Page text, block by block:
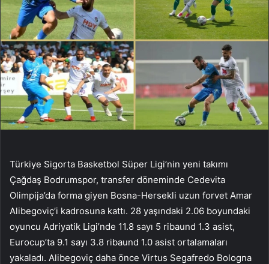
Türkiye Sigorta Basketbol Süper Ligi’nin yeni takımı
Çağdaş Bodrumspor, transfer döneminde Cedevita
Olimpija’da forma giyen Bosna-Hersekli uzun forvet Amar
Alibegoviç’i kadrosuna kattı. 28 yaşındaki 2.06 boyundaki
oyuncu Adriyatik Ligi’nde 11.8 sayı 5 ribaund 1.3 asist,
Eurocup’ta 9.1 sayı 3.8 ribaund 1.0 asist ortalamaları
yakaladı. Alibegoviç daha önce Virtus Segafredo Bologna